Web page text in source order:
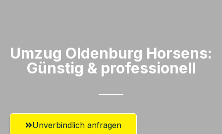
Umzug Oldenburg​ Horsens:
Günstig & professionell​
Unverbindlich anfragen